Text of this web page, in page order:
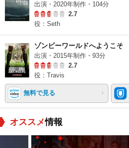
出演・2020年制作・104分
2.7
役：Seth
ゾンビーワールドへようこそ
出演・2015年制作・93分
2.7
役：Travis
無料で見る
オススメ情報